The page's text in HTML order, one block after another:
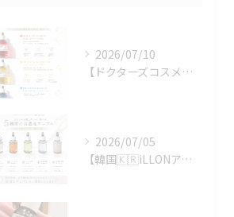
2026/07/10
【ドクターズコスメ🇰🇷ブースター】
2026/07/05
【韓国🇰🇷iLLONアンプル❤️💜💚🩵🩷】